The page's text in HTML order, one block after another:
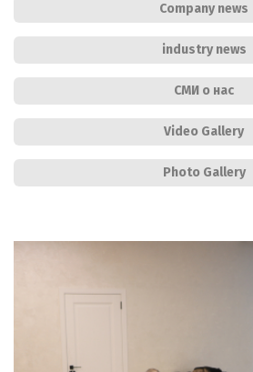
Company news
industry news
СМИ о нас
Video Gallery
Photo Gallery